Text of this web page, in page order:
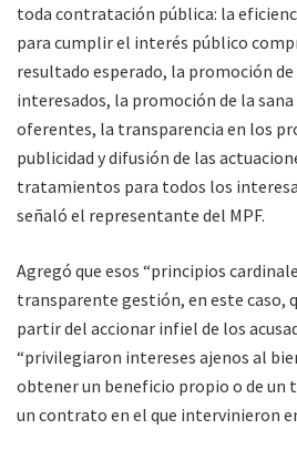
toda contratación pública: la
para cumplir el interés público
resultado esperado, la promoción
interesados, la promoción de la
oferentes, la transparencia en los
publicidad y difusión de las
tratamientos para todos los
señaló el representante del MPF.
Agregó que esos “principios
transparente gestión, en este caso,
partir del accionar infiel de los
“privilegiaron intereses ajenos al
obtener un beneficio propio o de un
un contrato en el que intervinieron